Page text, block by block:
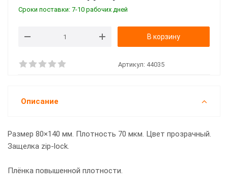
Сроки поставки: 7-10 рабочих дней
В корзину
Артикул: 44035
Описание
Размер 80×140 мм. Плотность 70 мкм. Цвет прозрачный.
Защелка zip-lock.
Плёнка повышенной плотности.